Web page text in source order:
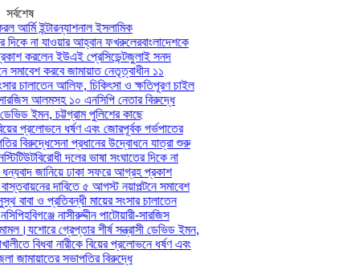
সর্বশেষ
ইন্টারন্যাশনাল ইসলামিক
না যাওয়ার আহ্বান ফখরুলেরবাংলাদেশকে
করলেন ইউএই প্রেসিডেন্টজুলাই সনদ
করবে জামায়াত নেতৃত্বাধীন ১১
চালাতেন আলিফ, চিকিৎসা ও ক্ষতিপূরণ চাইল
আলমসহ ১০ এনসিপি নেতার বিরুদ্ধে
ইমন, চট্টগ্রাম পুলিশের কাছে
প্রলোভনে ধর্ষণ এবং জোরপূর্বক গর্ভপাতের
বিরুদ্ধেসেনা প্রধানের উদ্বোধনে যাত্রা শুরু
বিরোধী দলের ভাষা সংঘাতের দিকে না
জানিয়ে ঢাকা সফরে আগ্রহ প্রকাশ
দাবিতে ৫ আগস্ট নয়াপল্টনে সমাবেশ
ও প্রতিবন্ধী মায়ের সংসার চালাতেন
হবিগঞ্জে নাসীরুদ্দীন পাটোয়ারী-সারজিস
যশোরে গ্রেপ্তার শীর্ষ সন্ত্রাসী ডেভিড ইমন,
বিধবা নারীকে বিয়ের প্রলোভনে ধর্ষণ এবং
সভাপতির বিরুদ্ধে